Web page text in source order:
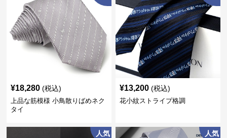
¥18,280 (税込)
上品な筋模様 小鳥散りばめネク
タイ
¥13,200 (税込)
花小紋ストライプ格調
人気 人気